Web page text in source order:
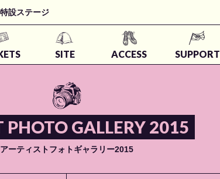
設ステージ
SITE ACCESS SUPPORT
PHOTO GALLERY 2015
アーティストフォトギャラリー2015